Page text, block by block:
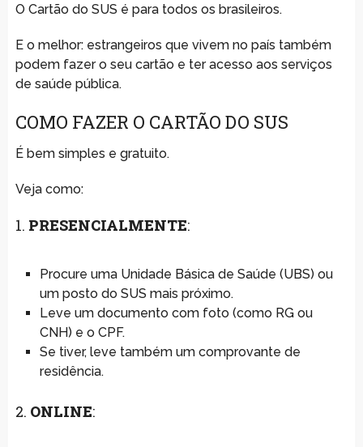
O Cartão do SUS é para todos os brasileiros.
E o melhor: estrangeiros que vivem no país também
podem fazer o seu cartão e ter acesso aos serviços
de saúde pública.
COMO FAZER O CARTÃO DO SUS
É bem simples e gratuito.
Veja como:
1. PRESENCIALMENTE:
Procure uma Unidade Básica de Saúde (UBS) ou
um posto do SUS mais próximo.
Leve um documento com foto (como RG ou
CNH) e o CPF.
Se tiver, leve também um comprovante de
residência.
2. ONLINE: